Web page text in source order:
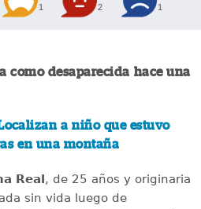
1 2 1
como desaparecida hace una
a niño que estuvo
en una montaña
Real, de 25 años y originaria
sin vida luego de